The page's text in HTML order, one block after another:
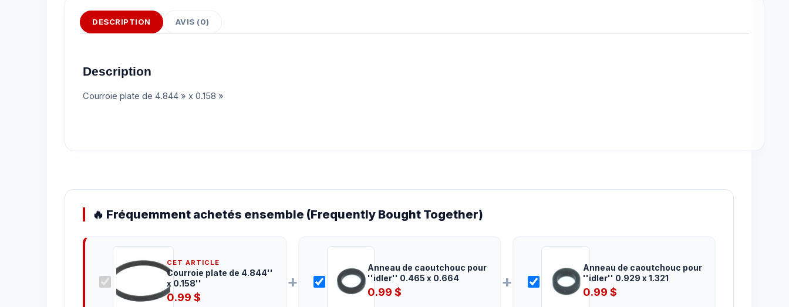
DESCRIPTION AVIS (0)
Description
Courroie plate de 4.844 » x 0.158 »
🔥 Fréquemment achetés ensemble (Frequently Bought Together)
CET ARTICLE
Courroie plate de 4.844''
x 0.158''
0.99$
+
Anneau de caoutchouc pour
''idler'' 0.465 x 0.664
0.99$
+
Anneau de caoutchouc pour
''idler'' 0.929 x 1.321
0.99 $